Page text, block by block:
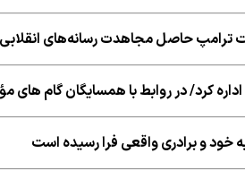
ترامپ حاصل مجاهدت رسانه‌های
کرد/ در روابط با همسایگان گام های
خود و برادری واقعی فرا رسیده است